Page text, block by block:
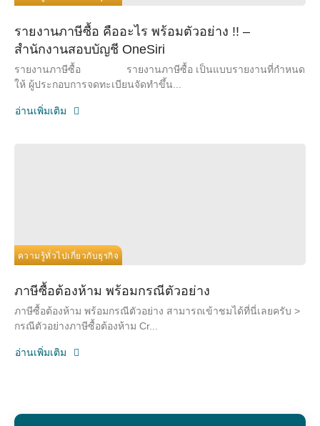
รายงานภาษีซื้อ คืออะไร พร้อมตัวอย่าง !! –
สำนักงานสอบบัญชี OneSiri
รายงานภาษีซื้อ รายงานภาษีซื้อ เป็นแบบรายงานที่กำหนด
ให้ ผู้ประกอบการจดทะเบียนจัดทำขึ้น...
อ่านเพิ่มเติม
ความรู้ทั่วไปเกี่ยวกับธุรกิจ
ภาษีซื้อต้องห้าม พร้อมกรณีตัวอย่าง
ภาษีซื้อต้องห้าม พร้อมกรณีตัวอย่าง สามารถเข้าชมได้ที่นี่เลยครับ >
กรณีตัวอย่างภาษีซื้อต้องห้าม Cr...
อ่านเพิ่มเติม